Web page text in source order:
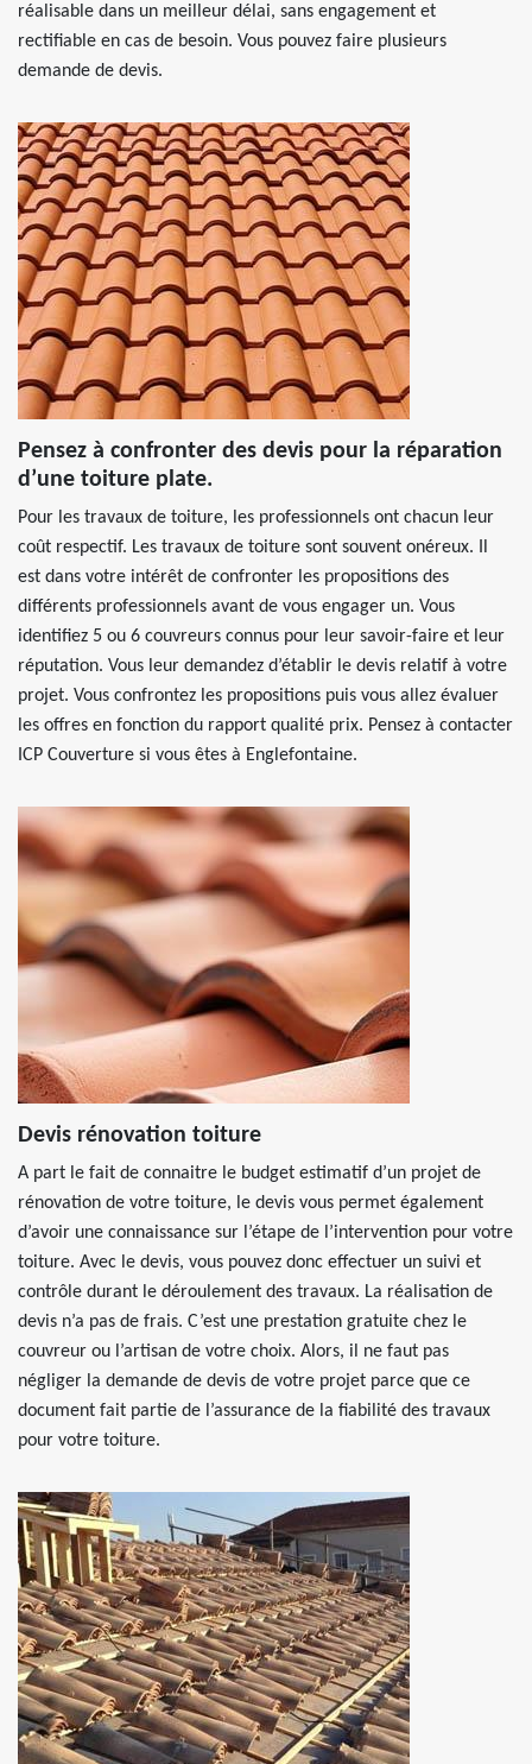
réalisable dans un meilleur délai, sans engagement et
rectifiable en cas de besoin. Vous pouvez faire plusieurs
demande de devis.
Pensez à confronter des devis pour la réparation
d’une toiture plate.
Pour les travaux de toiture, les professionnels ont chacun leur
coût respectif. Les travaux de toiture sont souvent onéreux. Il
est dans votre intérêt de confronter les propositions des
différents professionnels avant de vous engager un. Vous
identifiez 5 ou 6 couvreurs connus pour leur savoir-faire et leur
réputation. Vous leur demandez d’établir le devis relatif à votre
projet. Vous confrontez les propositions puis vous allez évaluer
les offres en fonction du rapport qualité prix. Pensez à contacter
ICP Couverture si vous êtes à Englefontaine.
Devis rénovation toiture
A part le fait de connaitre le budget estimatif d’un projet de
rénovation de votre toiture, le devis vous permet également
d’avoir une connaissance sur l’étape de l’intervention pour votre
toiture. Avec le devis, vous pouvez donc effectuer un suivi et
contrôle durant le déroulement des travaux. La réalisation de
devis n’a pas de frais. C’est une prestation gratuite chez le
couvreur ou l’artisan de votre choix. Alors, il ne faut pas
négliger la demande de devis de votre projet parce que ce
document fait partie de l’assurance de la fiabilité des travaux
pour votre toiture.